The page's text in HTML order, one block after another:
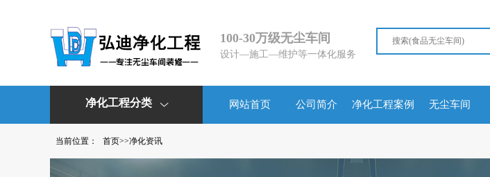
100-30万级无尘车间
设计—施工—维护等一体化服务
净化工程分类  网站首页 公司简介 净化工程案例 无尘车间
当前位置： 首页>>净化资讯